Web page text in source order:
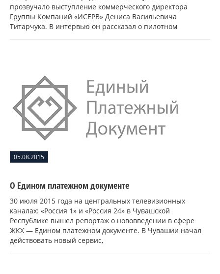
прозвучало выступление коммерческого директора
Группы Компаний «ИСЕРВ» Дениса Васильевича
Титарчука. В интервью он рассказал о пилотном
05.08.2015
О Едином платежном документе
30 июля 2015 года на центральных телевизионных
каналах: «Россия 1» и «Россия 24» в Чувашской
Республике вышел репортаж о нововведении в сфере
ЖКХ — Едином платежном документе. В Чувашии начал
действовать новый сервис,